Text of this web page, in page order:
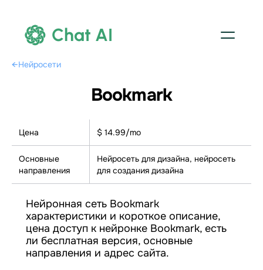
Chat AI
←Нейросети
Bookmark
Цена $ 14.99/mo
Основные
направления
Нейросеть для дизайна, нейросеть
для создания дизайна
Нейронная сеть Bookmark
характеристики и короткое описание,
цена доступ к нейронке Bookmark, есть
ли бесплатная версия, основные
направления и адрес сайта.